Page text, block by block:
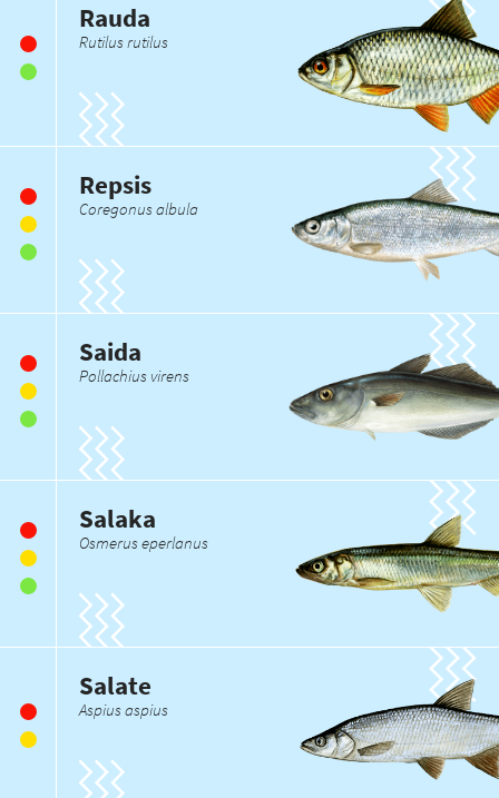
Rauda
Rutilus rutilus
Repsis
Coregonus albula
Saida
Pollachius virens
Salaka
Osmerus eperlanus
Salate
Aspius aspius